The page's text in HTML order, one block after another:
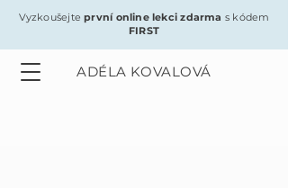
Vyzkoušejteprvní online lekci zdarma s kódem
FIRST
ADÉLA KOVALOVÁ